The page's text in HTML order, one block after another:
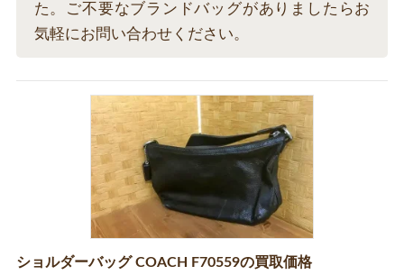
た。ご不要なブランドバッグがありましたらお
気軽にお問い合わせください。
ショルダーバッグ COACH F70559の買取価格